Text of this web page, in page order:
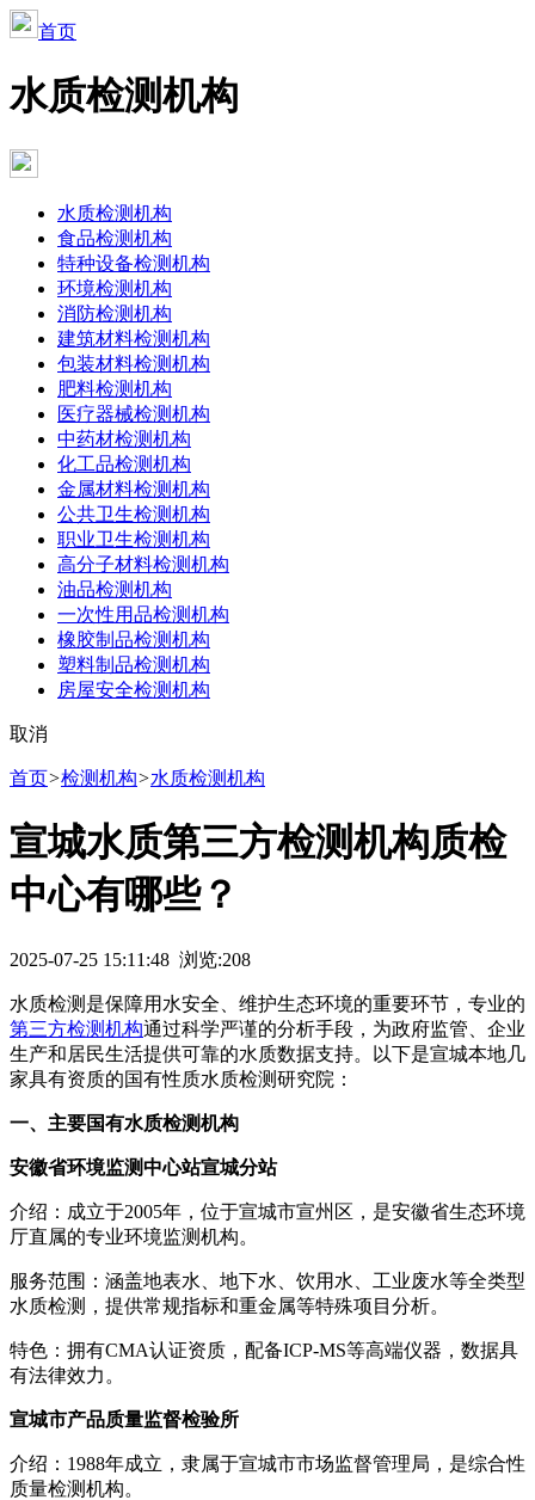
首页
水质检测机构
水质检测机构
食品检测机构
特种设备检测机构
环境检测机构
消防检测机构
建筑材料检测机构
包装材料检测机构
肥料检测机构
医疗器械检测机构
中药材检测机构
化工品检测机构
金属材料检测机构
公共卫生检测机构
职业卫生检测机构
高分子材料检测机构
油品检测机构
一次性用品检测机构
橡胶制品检测机构
塑料制品检测机构
房屋安全检测机构
取消
首页>检测机构>水质检测机构
宣城水质第三方检测机构质检
中心有哪些？
2025-07-25 15:11:48 浏览:208
水质检测是保障用水安全、维护生态环境的重要环节，专业的
第三方检测机构通过科学严谨的分析手段，为政府监管、企业
生产和居民生活提供可靠的水质数据支持。以下是宣城本地几
家具有资质的国有性质水质检测研究院：
一、主要国有水质检测机构
安徽省环境监测中心站宣城分站
介绍：成立于2005年，位于宣城市宣州区，是安徽省生态环境
厅直属的专业环境监测机构。
服务范围：涵盖地表水、地下水、饮用水、工业废水等全类型
水质检测，提供常规指标和重金属等特殊项目分析。
特色：拥有CMA认证资质，配备ICP-MS等高端仪器，数据具
有法律效力。
宣城市产品质量监督检验所
介绍：1988年成立，隶属于宣城市市场监督管理局，是综合性
质量检测机构。